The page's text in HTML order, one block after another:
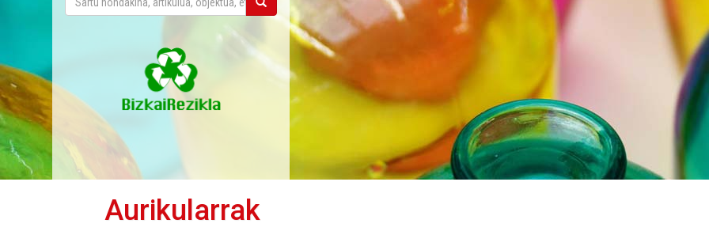
Aurikularrak